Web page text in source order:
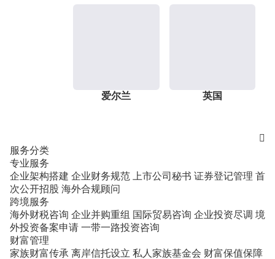
爱尔兰 英国

服务分类
专业服务
企业架构搭建 企业财务规范 上市公司秘书 证券登记管理 首
次公开招股 海外合规顾问
跨境服务
海外财税咨询 企业并购重组 国际贸易咨询 企业投资尽调 境
外投资备案申请 一带一路投资咨询
财富管理
家族财富传承 离岸信托设立 私人家族基金会 财富保值保障